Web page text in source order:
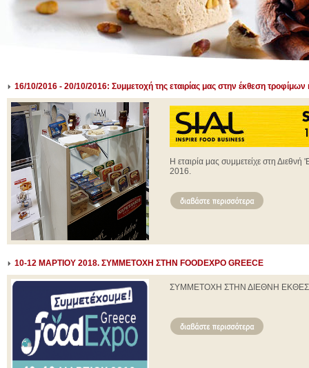
16/10/2016 - 20/10/2016: Συμμετοχή της εταιρίας μας στην έκθεση
Η εταιρία μας συμμετείχε στη
2016.
10-12 ΜΑΡΤΙΟΥ 2018. ΣΥΜΜΕΤΟΧΗ ΣΤΗΝ FOODEXPO GREECE
ΣΥΜΜΕΤΟΧΗ ΣΤΗΝ ΔΙΕΘΝΗ